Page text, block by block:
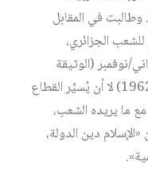
وطالبت في المقابل
الجزائري،
نوفمبر (الوثيقة
الأساسية للثورة التحريرية: 1954 – 1962) لا أن يُسيِّر القطاع
ما يريده الشعب،
دين الدولة،